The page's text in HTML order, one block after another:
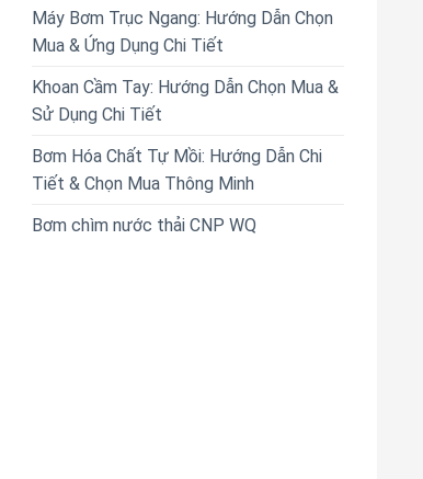
Máy Bơm Trục Ngang: Hướng Dẫn Chọn
Mua & Ứng Dụng Chi Tiết
Khoan Cầm Tay: Hướng Dẫn Chọn Mua &
Sử Dụng Chi Tiết
Bơm Hóa Chất Tự Mồi: Hướng Dẫn Chi
Tiết & Chọn Mua Thông Minh
Bơm chìm nước thải CNP WQ